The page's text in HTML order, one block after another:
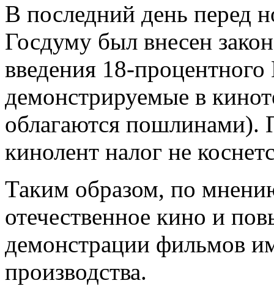
В последний день перед
Госдуму был внесен
введения 18-
демонстрируемые в
облагаются пошлинами).
кинолент налог не
Таким образом, по
отечественное кино и
демонстрации фильмов
производства.